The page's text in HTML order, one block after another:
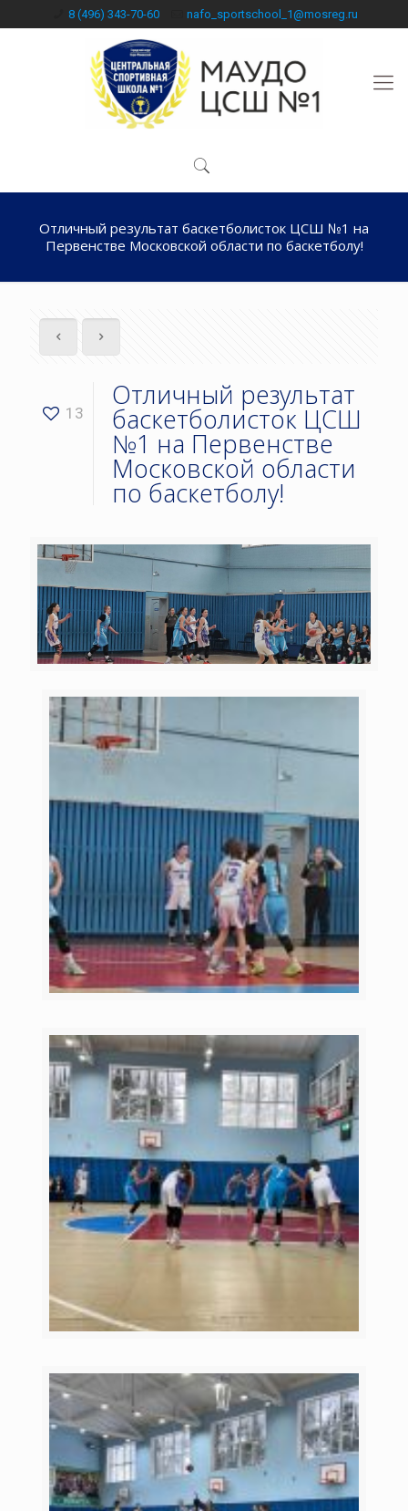
8 (496) 343-70-60 nafo_sportschool_1@mosreg.ru
Отличный результат баскетболисток ЦСШ №1 на
Первенстве Московской области по баскетболу!
13
Отличный результат
баскетболисток ЦСШ
№1 на Первенстве
Московской области
по баскетболу!